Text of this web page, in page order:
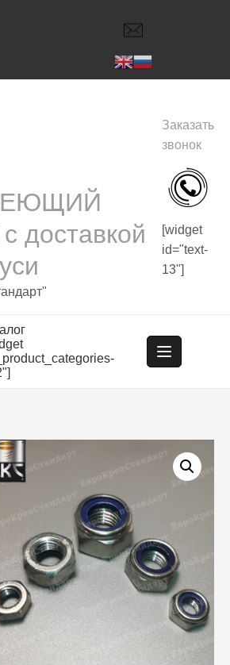
доставкой
Заказать
звонок
[widget
id="text-
13"]